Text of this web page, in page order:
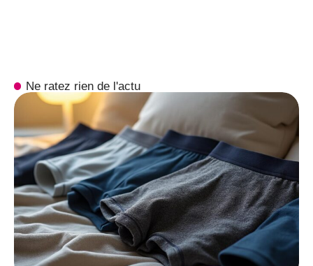
Ne ratez rien de l'actu